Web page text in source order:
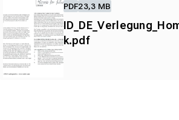
PDF23,3 MB
k.pdf